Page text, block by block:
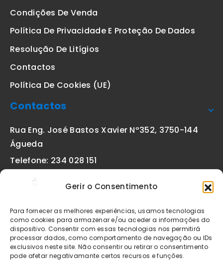
Gerir o Consentimento
Para fornecer as melhores experiências, usamos tecnologias
como cookies para armazenar e/ou aceder a informações do
dispositivo. Consentir com essas tecnologias nos permitirá
processar dados, como comportamento de navegação ou IDs
exclusivos neste site. Não consentir ou retirar o consentimento
pode afetar negativamante certos recursos e funções.
Condições De Venda
Política De Privacidade E Proteção De Dados
Resolução De Litígios
Contactos
Política De Cookies (UE)
Contactos
Rua Eng. José Bastos Xavier Nº352, 3750-144
Águeda
Telefone: 234 028 151
geral@etiquetas-online.pt
Os preços indicados incluem IVA à taxa legal em vigor. Todos
os artigos apresentados no site encontram-se sujeitos à
disponibilidade de stock após confirmação da encomenda. As